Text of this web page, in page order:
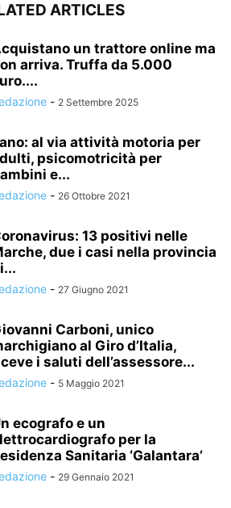
ARTICLES
un trattore online ma
arriva. Truffa da 5.000
- 2 Settembre 2025
al via attività motoria per
psicomotricità per
e...
- 26 Ottobre 2021
13 positivi nelle
due i casi nella provincia
- 27 Giugno 2021
Carboni, unico
al Giro d’Italia,
i saluti dell’assessore...
- 5 Maggio 2021
ecografo e un
per la
Sanitaria ‘Galantara’
- 29 Gennaio 2021